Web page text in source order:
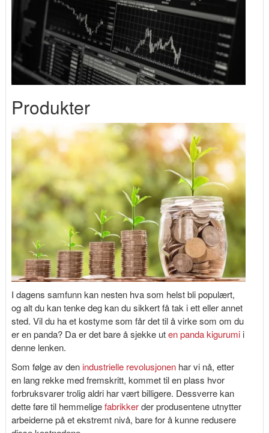
Produkter
I dagens samfunn kan nesten hva som helst bli populært,
og alt du kan tenke deg kan du sikkert få tak i ett eller annet
sted. Vil du ha et kostyme som får det til å virke som om du
er en panda? Da er det bare å sjekke uten panda kigurumii
denne lenken.
Som følge av den industrielle revolusjonenhar vi nå, etter
en lang rekke med fremskritt, kommet til en plass hvor
forbruksvarer trolig aldri har vært billigere. Dessverre kan
dette føre til hemmeligefabrikkerder produsentene utnytter
arbeiderne på et ekstremt nivå, bare for å kunne redusere